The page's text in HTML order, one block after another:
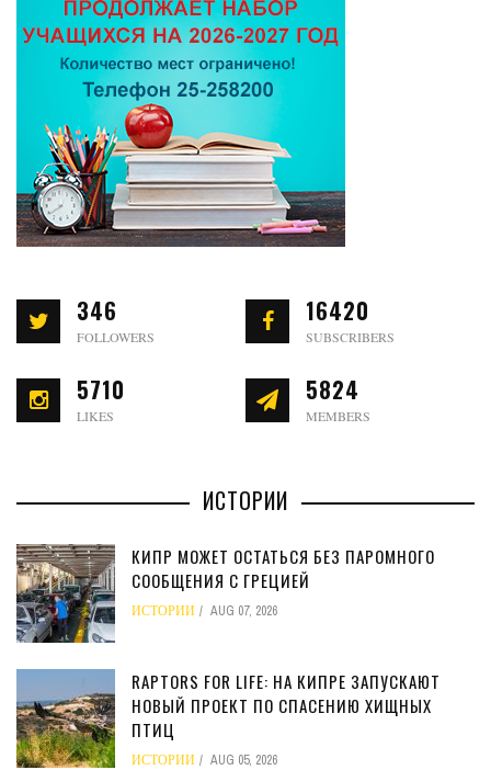
346
FOLLOWERS
16420
SUBSCRIBERS
5710
LIKES
5824
MEMBERS
ИСТОРИИ
КИПР МОЖЕТ ОСТАТЬСЯ БЕЗ ПАРОМНОГО
СООБЩЕНИЯ С ГРЕЦИЕЙ
ИСТОРИИ AUG 07, 2026
RAPTORS FOR LIFE: НА КИПРЕ ЗАПУСКАЮТ
НОВЫЙ ПРОЕКТ ПО СПАСЕНИЮ ХИЩНЫХ
ПТИЦ
ИСТОРИИ AUG 05, 2026